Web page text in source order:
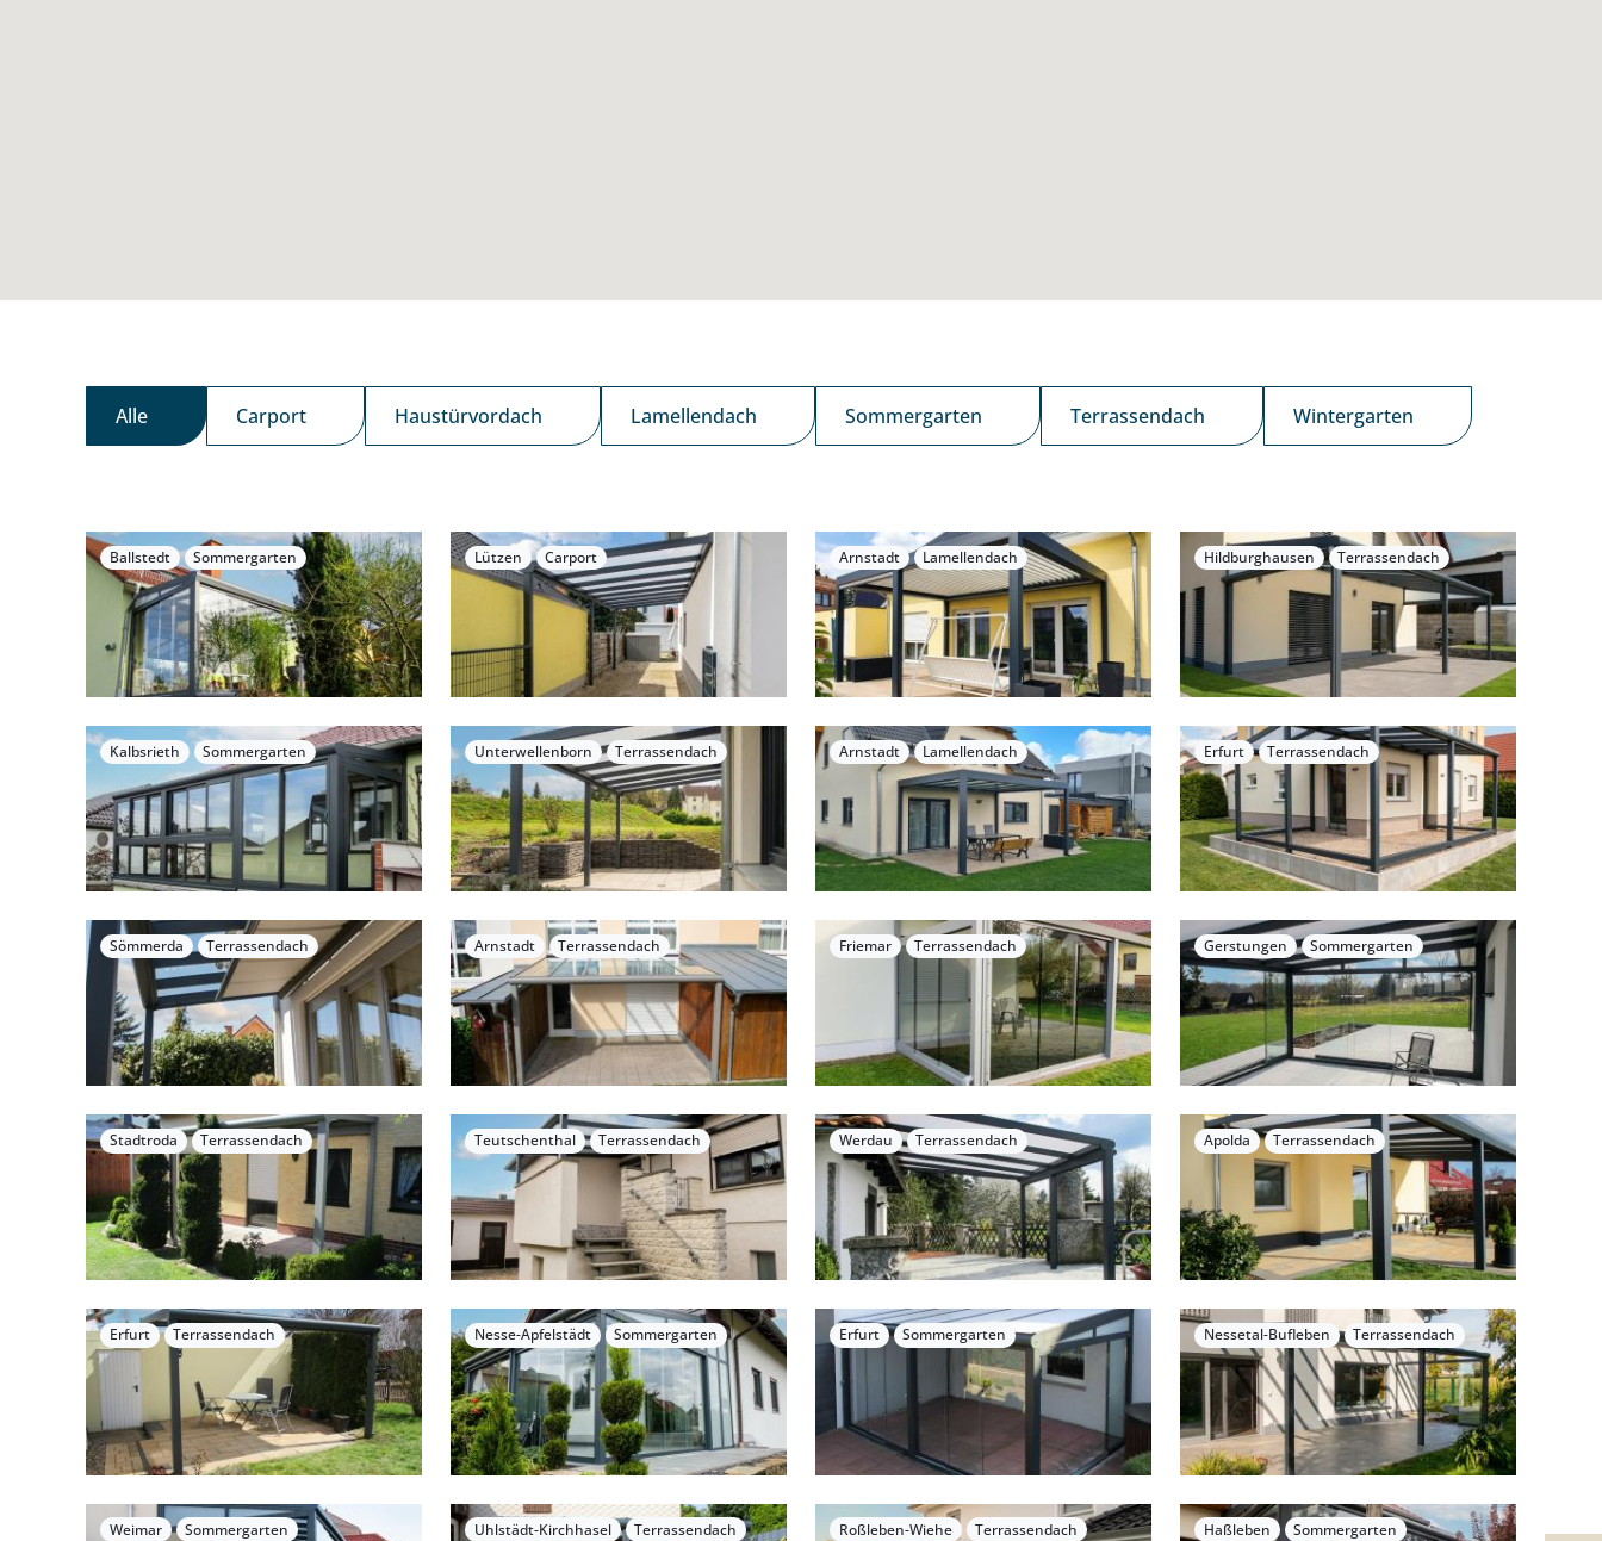
Alle Carport Haustürvordach Lamellendach Sommergarten Terrassendach Wintergarten
Ballstedt Sommergarten Lützen Carport Arnstadt Lamellendach Hildburghausen Terrassendach
Kalbsrieth Sommergarten Unterwellenborn Terrassendach Arnstadt Lamellendach Erfurt Terrassendach
Sömmerda Terrassendach Arnstadt Terrassendach Friemar Terrassendach Gerstungen Sommergarten
Stadtroda Terrassendach Teutschenthal Terrassendach Werdau Terrassendach Apolda Terrassendach
Erfurt Terrassendach Nesse-Apfelstädt Sommergarten Erfurt Sommergarten Nessetal-Bufleben Terrassendach
Weimar Sommergarten Uhlstädt-Kirchhasel Terrassendach Roßleben-Wiehe Terrassendach Haßleben Sommergarten